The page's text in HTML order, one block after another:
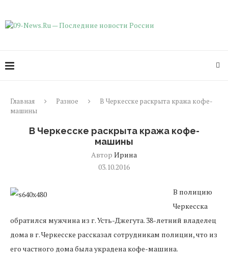
Главная Разное
В Черкесске раскрыта кража кофе-
машины
В Черкесске раскрыта кража кофе-
машины
Автор Ирина
03.10.2016
В полицию
Черкесска
обратился мужчина из г. Усть-Джегута. 38-летний владелец
дома в г. Черкесске рассказал сотрудникам полиции, что из
его частного дома была украдена кофе-машина.